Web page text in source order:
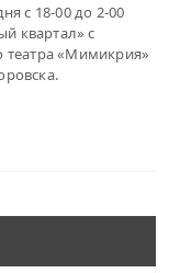
с 18-00 до 2-00
квартал» с
театра «Мимикрия»